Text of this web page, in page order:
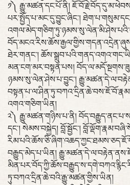
༡༽ རྒྱུ་མཚན་དང་པོ་ནི།
པར་སྤྱོད་པ་མང་དུ་བྱུང་ཞིང་།
ཐེར་གནང་།
མན་ངག་མར་བསྟན་པས།
ཉམས་སུ་ལེན་ཤེས་པ་བྱུང་།
འགའ་གཅིག་ཡིན།
༢༽ རྒྱུ་མཚན་གཉིས་པ་ནི།
དང་། སེམས་བསྐྱེད། བློ་སྦྱོང་།
བརྒྱུད་མེད་པ་ཡིན།
ཏུ་བཀའ་དྲིན་ཆེ་བའི་རྒྱུ་མཚན་གྱིས་ཡིན།